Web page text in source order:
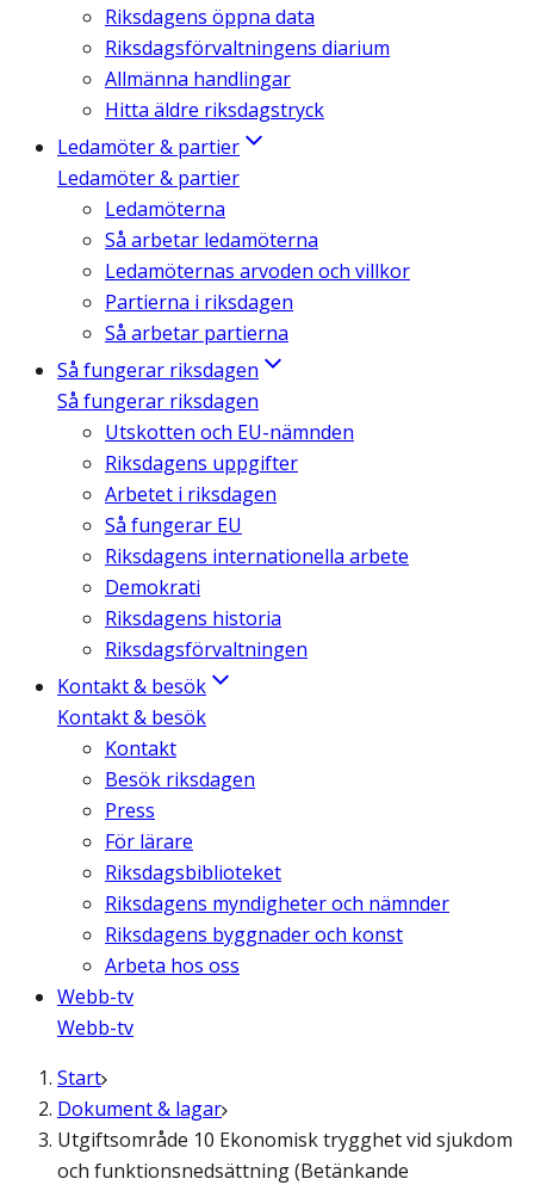
Riksdagens öppna data
Riksdagsförvaltningens diarium
Allmänna handlingar
Hitta äldre riksdagstryck
Ledamöter & partier
Ledamöter & partier
Ledamöterna
Så arbetar ledamöterna
Ledamöternas arvoden och villkor
Partierna i riksdagen
Så arbetar partierna
Så fungerar riksdagen
Så fungerar riksdagen
Utskotten och EU-nämnden
Riksdagens uppgifter
Arbetet i riksdagen
Så fungerar EU
Riksdagens internationella arbete
Demokrati
Riksdagens historia
Riksdagsförvaltningen
Kontakt & besök
Kontakt & besök
Kontakt
Besök riksdagen
Press
För lärare
Riksdagsbiblioteket
Riksdagens myndigheter och nämnder
Riksdagens byggnader och konst
Arbeta hos oss
Webb-tv
Webb-tv
Start
Dokument & lagar
Utgiftsområde 10 Ekonomisk trygghet vid sjukdom
och funktionsnedsättning (Betänkande